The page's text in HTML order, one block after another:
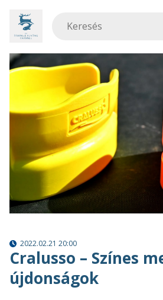
tartalomhoz
2022.02.21 20:00
Cralusso – Színes
újdonságok